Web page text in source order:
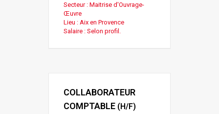
Secteur : Maitrise d'Ouvrage-
Œuvre
Lieu : Aix en Provence
Salaire : Selon profil.
COLLABORATEUR
COMPTABLE (H/F)